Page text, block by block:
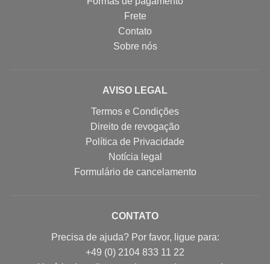
Frete
Contato
Sobre nós
AVISO LEGAL
Termos e Condições
Direito de revogação
Política de Privacidade
Notícia legal
Formulário de cancelamento
CONTATO
Precisa de ajuda? Por favor, ligue para:
+49 (0) 2104 833 11 22